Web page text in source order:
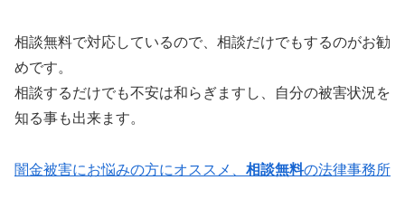
相談無料で対応しているので、相談だけでもするのがお勧
めです。
相談するだけでも不安は和らぎますし、自分の被害状況を
知る事も出来ます。
闇金被害にお悩みの方にオススメ、 相談無料の法律事務所